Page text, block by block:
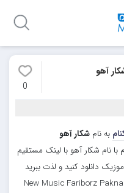
آهو
0
به نامشکار آهو
با نام شکار آهو با لینک مستقیم
دانلود کنید و لذت ببرید
New Music Fariborz